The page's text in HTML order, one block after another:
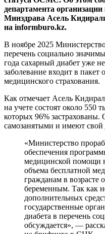
департамента
Минздрава Асель
на informburo.kz.
В ноябре 2025
перечень социально
года сахарный диабет уже
заболевание входит в пакет
медицинского страхования.
Как отмечает Асель
на учете состоят около 550
которых 96% застрахованы.
самозанятыми и имеют свой
«Министерство
обеспечения
медицинской помощи
объема бесплатной
гражданам в возрасте
беременным. Так как
дополнительных
государственные
диабета в перечень
обсуждается», —